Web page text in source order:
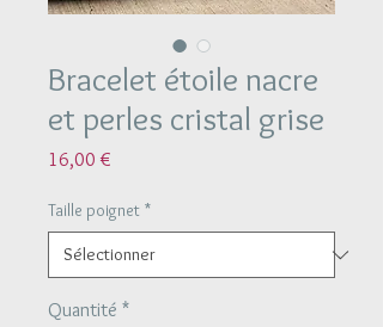
Bracelet étoile nacre
et perles cristal grise
16,00 €
Taille poignet *
Quantité *